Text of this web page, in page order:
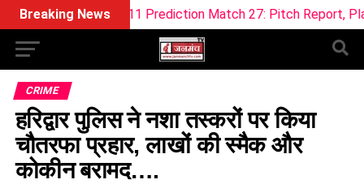
Breaking News
Prediction Match 27: Pitch Report, Playing XI & Fantasy
CRIME
हरिद्वार पुलिस ने नशा तस्करों पर किया
चौतरफा प्रहार, लाखों की स्मैक और
कोकीन बरामद….